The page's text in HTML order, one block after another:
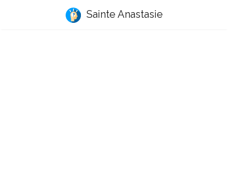
Sainte Anastasie